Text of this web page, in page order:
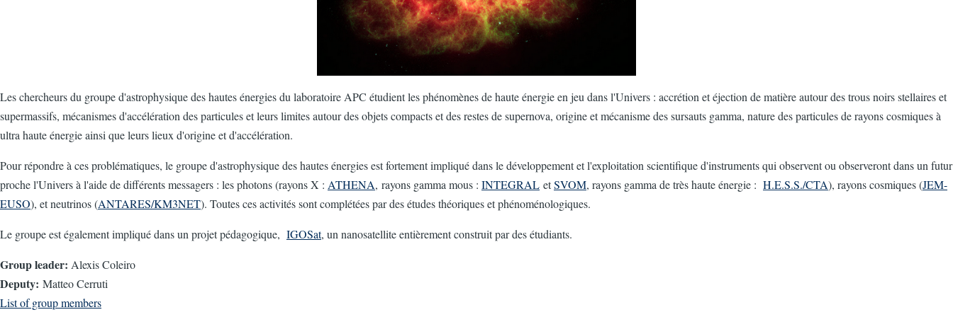
Les chercheurs du groupe d'astrophysique des hautes énergies du laboratoire APC étudient les phénomènes de haute énergie en jeu dans l'Univers : accrétion et éjection de matière autour des trous noirs stellaires et
supermassifs, mécanismes d'accélération des particules et leurs limites autour des objets compacts et des restes de supernova, origine et mécanisme des sursauts gamma, nature des particules de rayons cosmiques à
ultra haute énergie ainsi que leurs lieux d'origine et d'accélération.
Pour répondre à ces problématiques, le groupe d'astrophysique des hautes énergies est fortement impliqué dans le développement et l'exploitation scientifique d'instruments qui observent ou observeront dans un futur
proche l'Univers à l'aide de différents messagers : les photons (rayons X : ATHENA, rayons gamma mous : INTEGRAL etSVOM, rayons gamma de très haute énergie : H.E.S.S./CTA), rayons cosmiques (JEM-
EUSO), et neutrinos (ANTARES/KM3NET). Toutes ces activités sont complétées par des études théoriques et phénoménologiques.
Le groupe est également impliqué dans un projet pédagogique, IGOSat, un nanosatellite entièrement construit par des étudiants.
Group leader: Alexis Coleiro
Deputy: Matteo Cerruti
List of group members